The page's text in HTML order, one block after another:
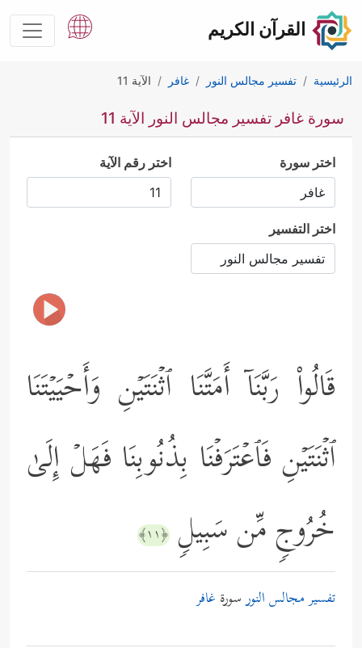
القرآن الكريم
الرئيسية تفسير مجالس النور غافر الآية 11
سورة غافر تفسير مجالس النور الآية 11
اختر سورة اختر رقم الآية
اختر التفسير
قَالُواْ رَبَّنَاۤ أَمَتَّنَا ٱثۡنَتَیۡنِ وَأَحۡیَیۡتَنَا
ٱثۡنَتَیۡنِ فَٱعۡتَرَفۡنَا بِذُنُوبِنَا فَهَلۡ إِلَىٰ
خُرُوجࣲ مِّن سَبِیلࣲ ﴿١١﴾
تفسير مجالس النورسورة غافر